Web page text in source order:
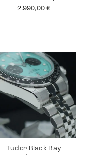
2.990,00 €
Tudor Black Bay